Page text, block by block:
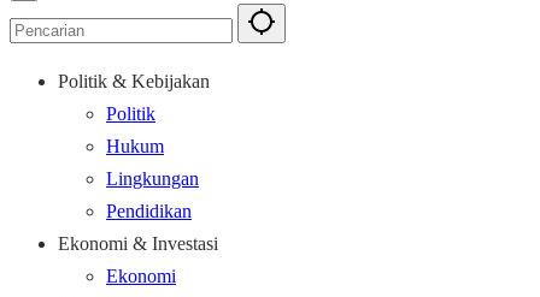
Politik & Kebijakan
Politik
Hukum
Lingkungan
Pendidikan
Ekonomi & Investasi
Ekonomi